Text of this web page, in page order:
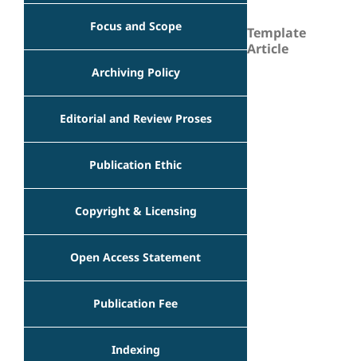
Focus and Scope
Archiving Policy
Editorial and Review Proses
Publication Ethic
Copyright & Licensing
Open Access Statement
Publication Fee
Indexing
Template
Article